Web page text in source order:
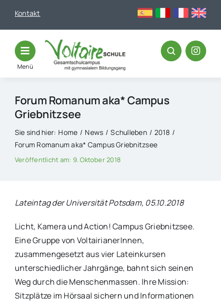
Kontakt
Menü
Forum Romanum aka* Campus
Griebnitzsee
Sie sind hier: Home News Schulleben
2018
Forum Romanum aka* Campus Griebnitzsee
Veröffentlicht am: 9. Oktober 2018
Lateintag der Universität Potsdam, 05.10.2018
Licht, Kamera und Action! Campus Griebnitzsee.
Eine Gruppe von VoltairianerInnen,
zusammengesetzt aus vier Lateinkursen
unterschiedlicher Jahrgänge, bahnt sich seinen
Weg durch die Menschenmassen. Ihre Mission:
Sitzplätze im Hörsaal sichern und Informationen